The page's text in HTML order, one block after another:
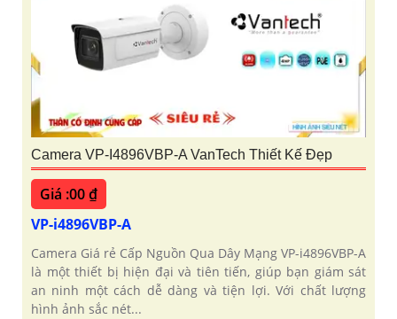
Camera VP-I4896VBP-A VanTech Thiết Kế Đẹp
Giá :00 ₫
VP-i4896VBP-A
Camera Giá rẻ Cấp Nguồn Qua Dây Mạng VP-i4896VBP-A
là một thiết bị hiện đại và tiên tiến, giúp bạn giám sát
an ninh một cách dễ dàng và tiện lợi. Với chất lượng
hình ảnh sắc nét...